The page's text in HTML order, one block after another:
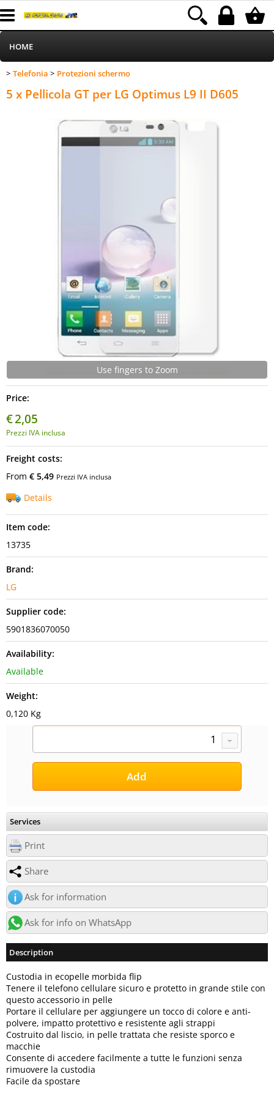
Category: HOME>Telefonia>
HOME
Informatica
Telefonia Protezioni schermo
5 x Pellicola GT per LG Optimus L9 II D605
Use fingers to Zoom
Price:
€2,05
Prezzi IVA inclusa
Freight costs:
From € 5,49 Prezzi IVA inclusa
Details
Item code:
13735
Brand:
LG
Supplier code:
5901836070050
Availability:
Available
Weight:
0,120 Kg
Services
Print
Share
Ask for information
Ask for info on WhatsApp
Description
Custodia in ecopelle morbida flip
Tenere il telefono cellulare sicuro e protetto in grande stile con
questo accessorio in pelle
Portare il cellulare per aggiungere un tocco di colore e anti-
polvere, impatto protettivo e resistente agli strappi
Costruito dal liscio, in pelle trattata che resiste sporco e
macchie
Consente di accedere facilmente a tutte le funzioni senza
rimuovere la custodia
Facile da spostare